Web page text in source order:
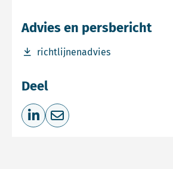
Advies en persbericht
richtlijnenadvies
Download bestand richtlijnenadvies
Deel
Deel op LinkedIn
Deel via e-mail